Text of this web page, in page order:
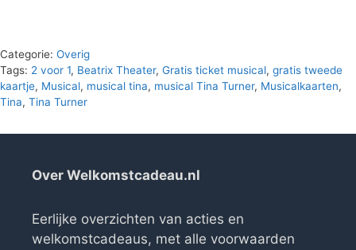
Categorie: Overig
Tags: 2 voor 1, Beatrix Theater, Gratis ticket musical, gratis tweede
kaartje, Musical, musical tina, musical Tina Turner, Musicalkaarten,
Tina, Tina Turner
Over Welkomstcadeau.nl
Eerlijke overzichten van acties en
welkomstcadeaus, met alle voorwaarden